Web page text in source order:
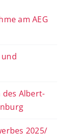
am AEG
und
des Albert-
2025/